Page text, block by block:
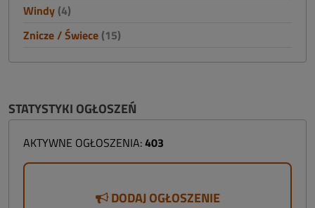
Windy (4)
Znicze / Świece (15)
STATYSTYKI OGŁOSZEŃ
AKTYWNE OGŁOSZENIA:403
DODAJ OGŁOSZENIE